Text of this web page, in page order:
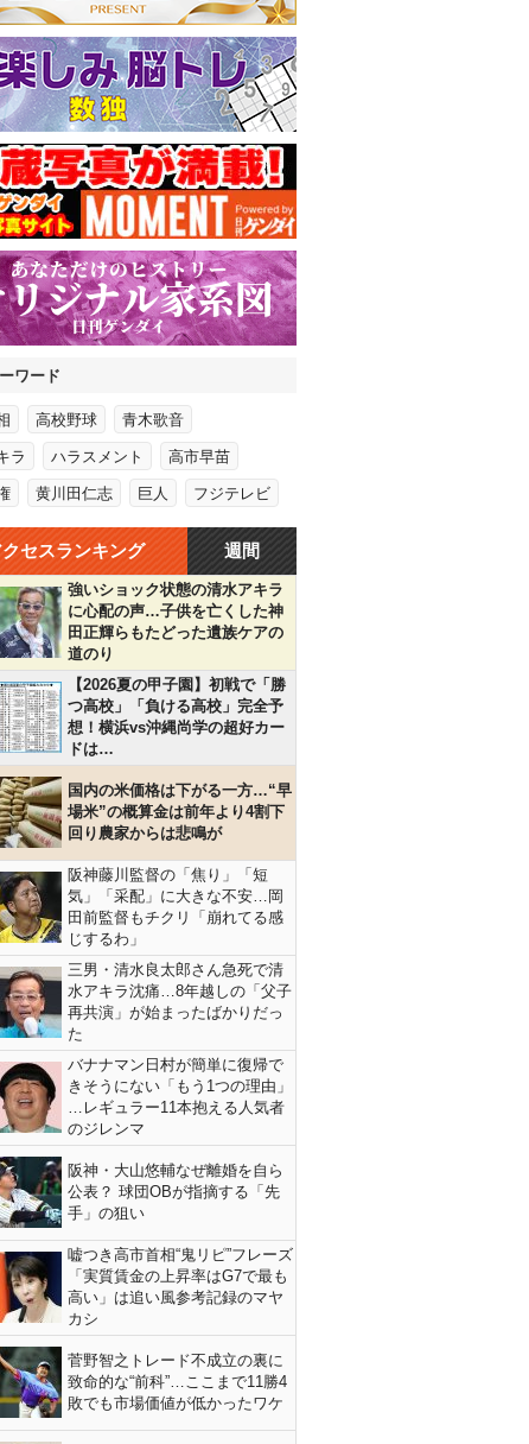
ワード
高校野球 青木歌音
ラ ハラスメント 高市早苗
黄川田仁志 巨人 フジテレビ
クセスランキング 週間
強いショック状態の清水アキラ
に心配の声…子供を亡くした神
田正輝らもたどった遺族ケアの
道のり
【2026夏の甲子園】初戦で「勝
つ高校」「負ける高校」完全予
想！横浜vs沖縄尚学の超好カー
ドは…
国内の米価格は下がる一方…“早
場米”の概算金は前年より4割下
回り農家からは悲鳴が
阪神藤川監督の「焦り」「短
気」「采配」に大きな不安…岡
田前監督もチクリ「崩れてる感
じするわ」
三男・清水良太郎さん急死で清
水アキラ沈痛…8年越しの「父子
再共演」が始まったばかりだっ
た
バナナマン日村が簡単に復帰で
きそうにない「もう1つの理由」
…レギュラー11本抱える人気者
のジレンマ
阪神・大山悠輔なぜ離婚を自ら
公表？ 球団OBが指摘する「先
手」の狙い
嘘つき高市首相“鬼リピ”フレーズ
「実質賃金の上昇率はG7で最も
高い」は追い風参考記録のマヤ
カシ
菅野智之トレード不成立の裏に
致命的な“前科”…ここまで11勝4
敗でも市場価値が低かったワケ